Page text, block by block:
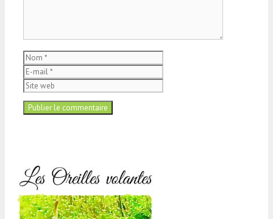
Nom
mail
web